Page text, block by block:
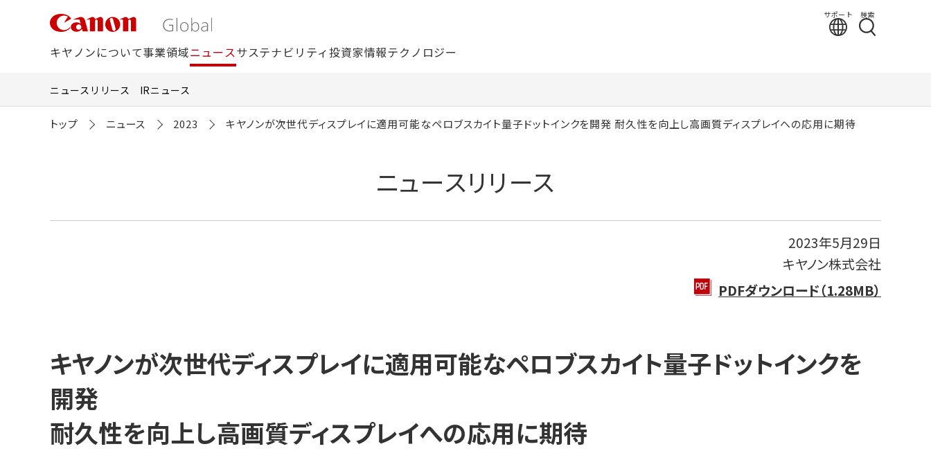
へ
サポート 検索
キヤノンについて事業領域ニュースサステナビリティ投資家情報テクノロジー
ニュースリリース IRニュース
トップ ニュース 2023 キヤノンが次世代ディスプレイに適用可能なペロブスカイト量子ドットインクを開発 耐久性を向上し高画質ディスプレイへの応用に期待
ニュースリリース
2023年5月29日
キヤノン株式会社
PDFダウンロード（1.28MB）
キヤノンが次世代ディスプレイに適用可能なペロブスカイト量子ドットインクを
開発
耐久性を向上し高画質ディスプレイへの応用に期待